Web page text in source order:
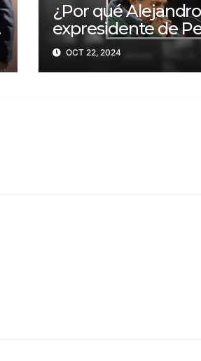
¿Por qué
expresidente de
condenado a 20
prisión?
OCT 22, 2024